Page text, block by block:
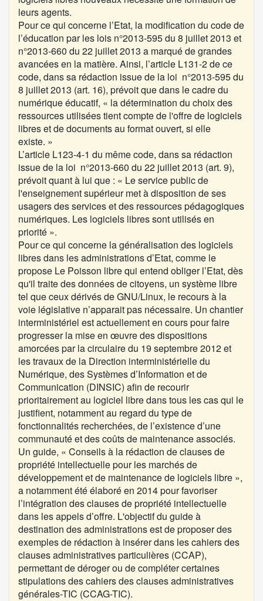
leurs agents.
Pour ce qui concerne l’Etat, la modification du code de
l’éducation par les lois n°2013-595 du 8 juillet 2013 et
n°2013-660 du 22 juillet 2013 a marqué de grandes
avancées en la matière. Ainsi, l’article L131-2 de ce
code, dans sa rédaction issue de la loi n°2013-595 du
8 juillet 2013 (art. 16), prévoit que dans le cadre du
numérique éducatif, « la détermination du choix des
ressources utilisées tient compte de l'offre de logiciels
libres et de documents au format ouvert, si elle
existe. »
L’article L123-4-1 du même code, dans sa rédaction
issue de la loi n°2013-660 du 22 juillet 2013 (art. 9),
prévoit quant à lui que : « Le service public de
l'enseignement supérieur met à disposition de ses
usagers des services et des ressources pédagogiques
numériques. Les logiciels libres sont utilisés en
priorité ».
Pour ce qui concerne la généralisation des logiciels
libres dans les administrations d’Etat, comme le
propose Le Poisson librequi entend obliger l’Etat, dès
qu'il traite des données de citoyens, un système libre
tel que ceux dérivés de GNU/Linux, le recours à la
voie législative n’apparait pas nécessaire. Un chantier
interministériel est actuellement en cours pour faire
progresser la mise en œuvre des dispositions
amorcées par lacirculaire du 19 septembre 2012et
les travaux de la Direction interministérielle du
Numérique, des Systèmes d’Information et de
Communication (DINSIC) afin de recourir
prioritairement au logiciel libre dans tous les cas qui le
justifient, notamment au regard du type de
fonctionnalités recherchées, de l’existence d’une
communauté et des coûts de maintenance associés.
Un guide, « Conseils à la rédaction de clauses de
propriété intellectuelle pour les marchés de
développement et de maintenance de logiciels libre »,
a notamment été élaboré en 2014 pour favoriser
l’intégration des clauses de propriété intellectuelle
dans les appels d’offre. L'objectif du guide à
destination des administrations est de proposer des
exemples de rédaction à insérer dans les cahiers des
clauses administratives particulières (CCAP),
permettant de déroger ou de compléter certaines
stipulations des cahiers des clauses administratives
générales-TIC (CCAG-TIC).